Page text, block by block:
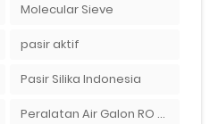
Molecular Sieve
pasir aktif
Pasir Silika Indonesia
Peralatan Air Galon RO Palembang